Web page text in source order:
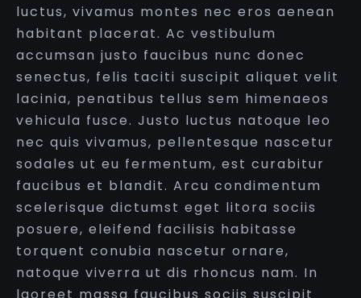
luctus, vivamus montes nec eros aenean
habitant placerat. Ac vestibulum
accumsan justo faucibus nunc donec
senectus, felis taciti suscipit aliquet velit
lacinia, penatibus tellus sem himenaeos
vehicula fusce. Justo luctus natoque leo
nec quis vivamus, pellentesque nascetur
sodales ut eu fermentum, est curabitur
faucibus et blandit. Arcu condimentum
scelerisque dictumst eget litora sociis
posuere, eleifend facilisis habitasse
torquent conubia nascetur ornare,
natoque viverra ut dis rhoncus nam. In
laoreet massa faucibus sociis suscipit